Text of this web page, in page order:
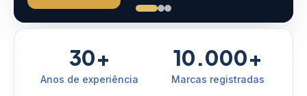
30+
Anos de experiência
10.000+
Marcas registradas